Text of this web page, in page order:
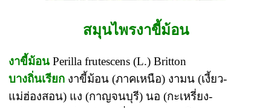
สมุนไพรงาขี้ม้อน
งาขี้ม้อนPerilla frutescens (L.) Britton
บางถิ่นเรียก งาขี้ม้อน (ภาคเหนือ) งามน (เงี้ยว-
แม่ฮ่องสอน) แง (กาญจนบุรี) นอ (กะเหรี่ยง-